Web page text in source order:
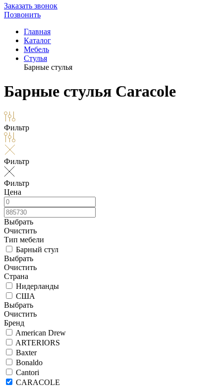
Заказать звонок
Позвонить
Главная
Каталог
Мебель
Стулья
Барные стулья
Барные стулья Caracole
Фильтр
Фильтр
Фильтр
Цена
Выбрать
Очистить
Тип мебели
Барный стул
Выбрать
Очистить
Страна
Нидерланды
США
Выбрать
Очистить
Бренд
American Drew
ARTERIORS
Baxter
Bonaldo
Cantori
CARACOLE